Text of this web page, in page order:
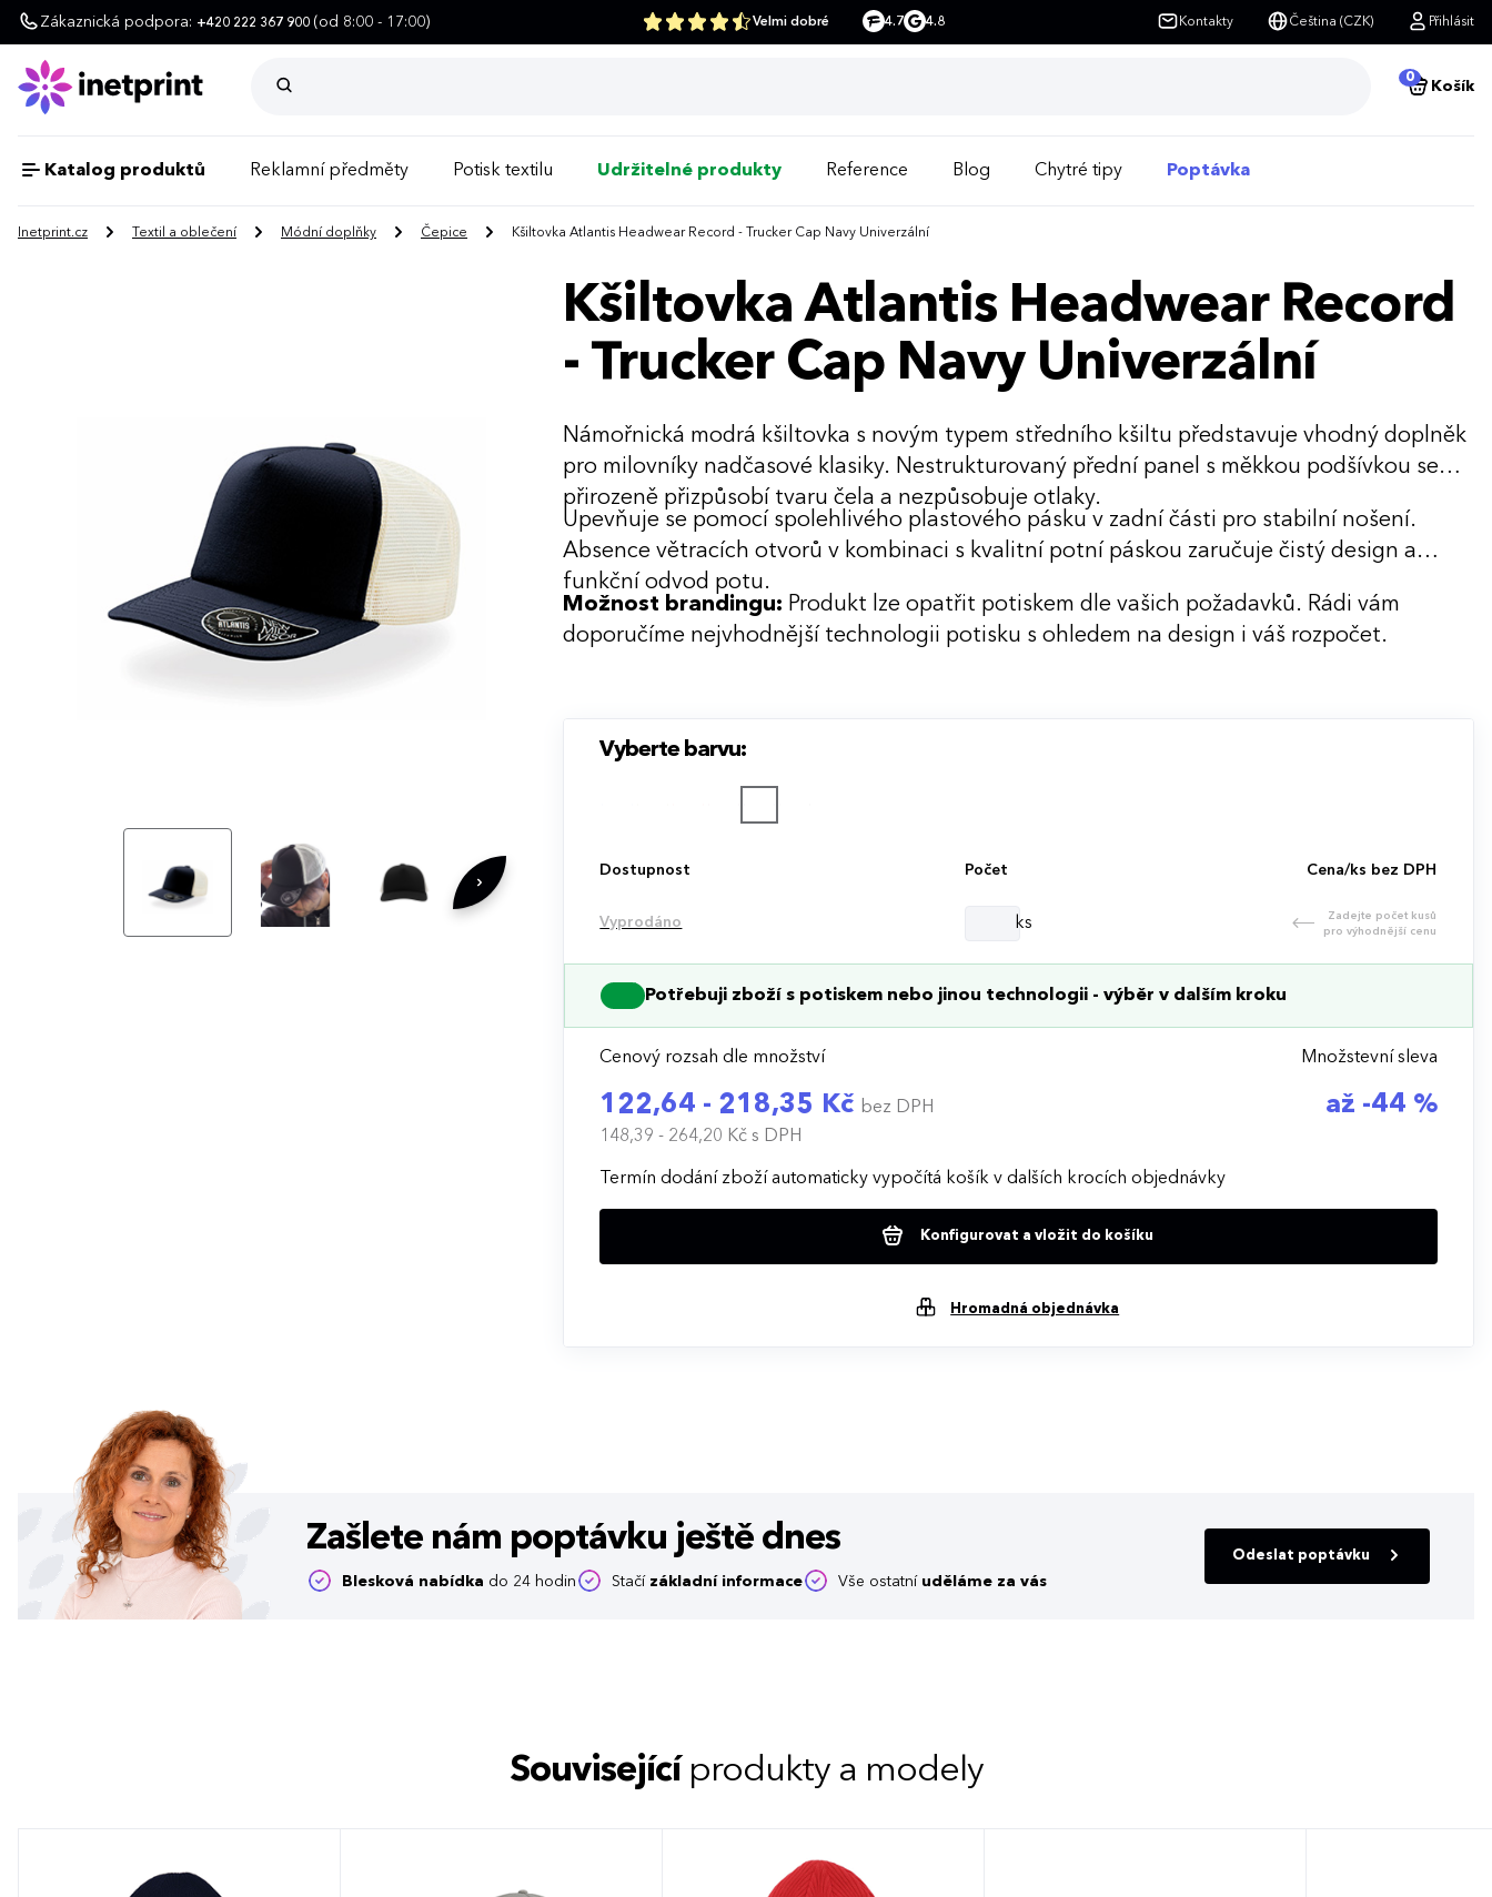
Zákaznická podpora: +420 222 367 900 (od 8:00 - 17:00) Velmi dobré 4.7 4.8 Kontakty Čeština (CZK) Přihlásit
0
Košík
Katalog produktů Reklamní předměty Potisk textilu Udržitelné produkty Reference Blog Chytré tipy Poptávka
Inetprint.cz Textil a oblečení Módní doplňky Čepice Kšiltovka Atlantis Headwear Record - Trucker Cap Navy Univerzální
Kšiltovka Atlantis Headwear Record
- Trucker Cap Navy Univerzální
Námořnická modrá kšiltovka s novým typem středního kšiltu představuje vhodný doplněk
pro milovníky nadčasové klasiky. Nestrukturovaný přední panel s měkkou podšívkou se
přirozeně přizpůsobí tvaru čela a nezpůsobuje otlaky.
Upevňuje se pomocí spolehlivého plastového pásku v zadní části pro stabilní nošení.
Absence větracích otvorů v kombinaci s kvalitní potní páskou zaručuje čistý design a
funkční odvod potu.
Možnost brandingu: Produkt lze opatřit potiskem dle vašich požadavků. Rádi vám
doporučíme nejvhodnější technologii potisku s ohledem na design i váš rozpočet.
Vyberte barvu:
Dostupnost Počet Cena/ks bez DPH
Vyprodáno ks
Zadejte počet kusů
pro výhodnější cenu
Potřebuji zboží s potiskem nebo jinou technologii - výběr v dalším kroku
Cenový rozsah dle množství
122,64 - 218,35 Kč bez DPH
148,39 - 264,20 Kčs DPH
Množstevní sleva
až -44 %
Termín dodání zboží automaticky vypočítá košík v dalších krocích objednávky
Konfigurovat a vložit do košíku
Hromadná objednávka
Zašlete nám poptávku ještě dnes
Blesková nabídka do 24 hodin Stačí základní informace Vše ostatní uděláme za vás
Odeslat poptávku
Související produkty a modely